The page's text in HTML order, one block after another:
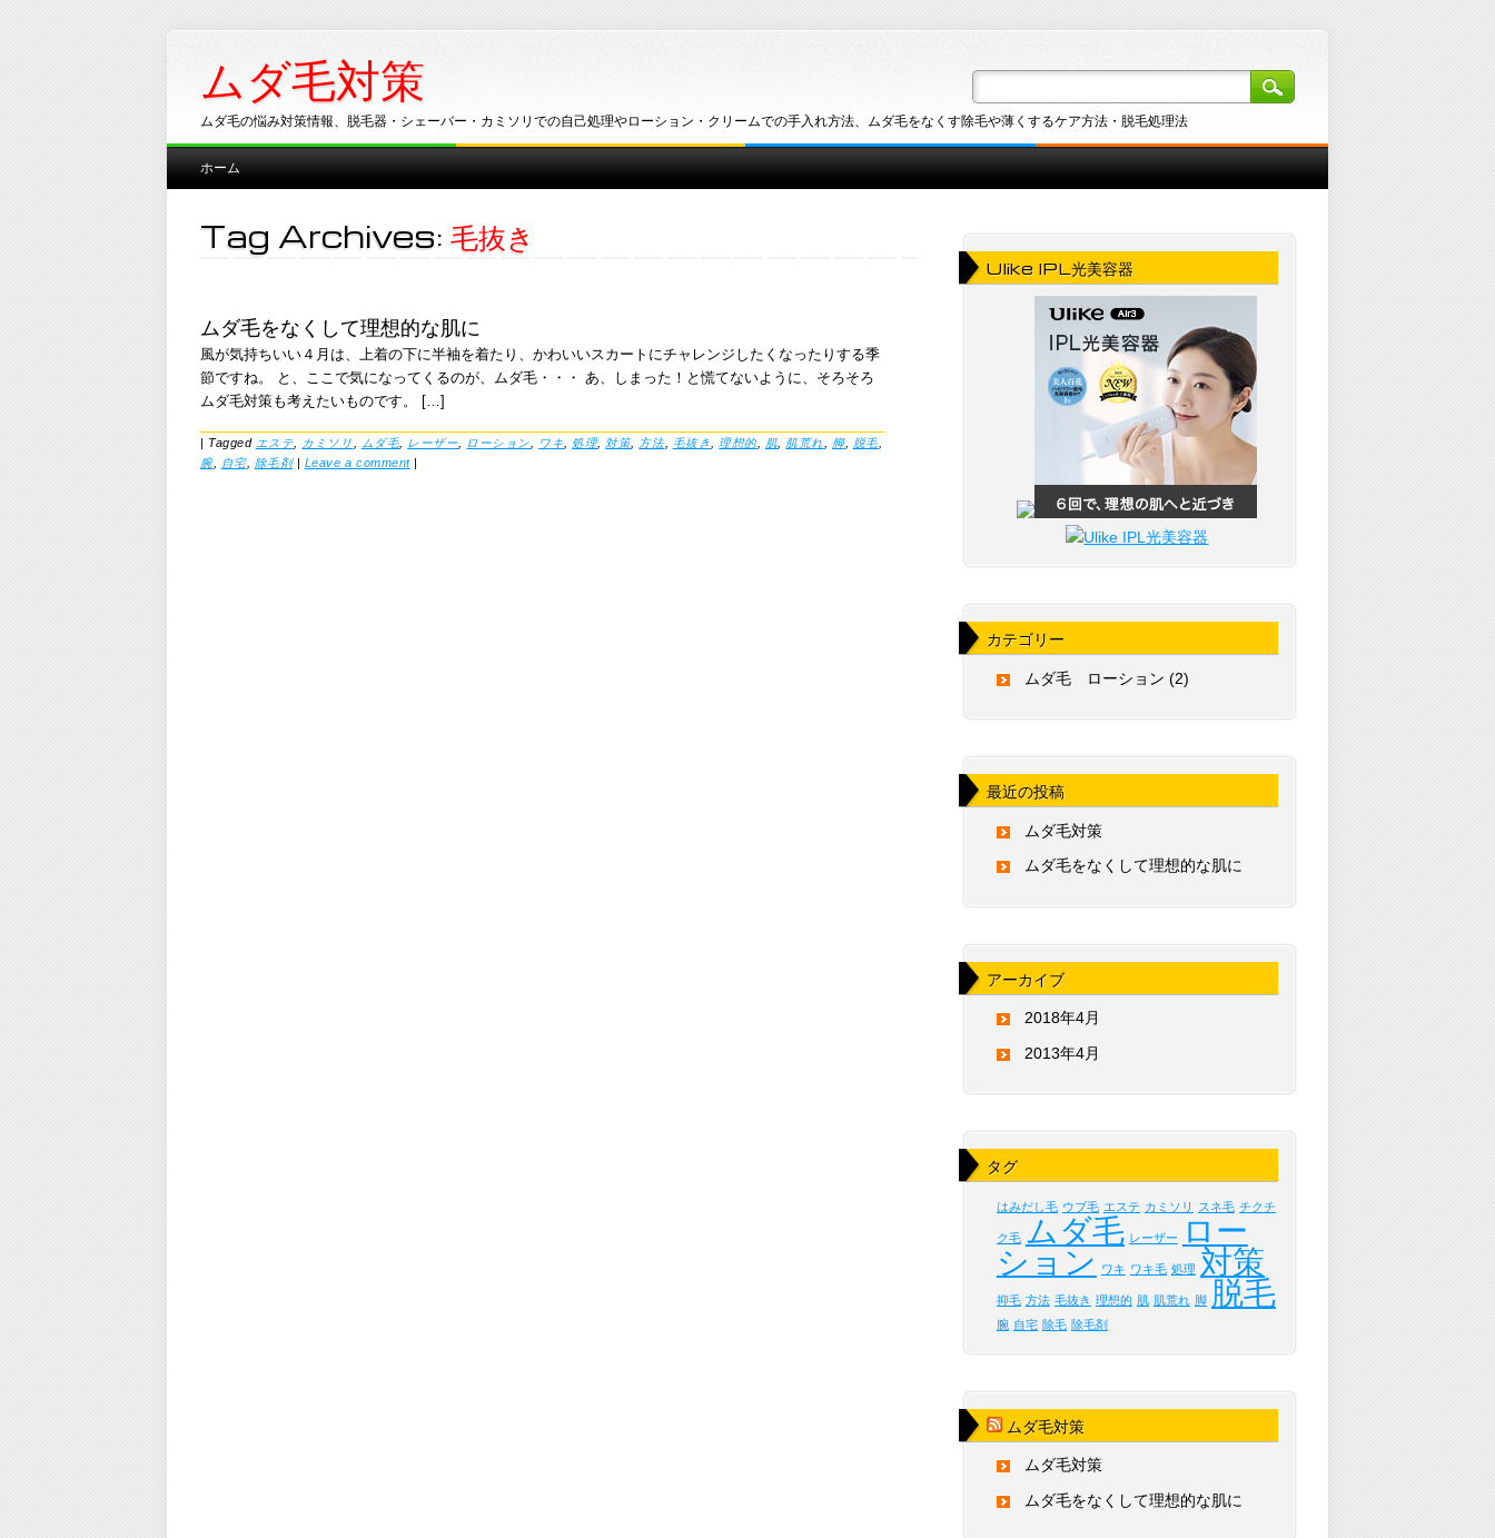
ムダ毛対策
ムダ毛の悩み対策情報、脱毛器・シェーバー・カミソリでの自己処理やローション・クリームでの手入れ方法、ムダ毛をなくす除毛や薄くするケア方法・脱毛処理法
Main menu
Skip
ホーム
Tag Archives: 毛抜き
ムダ毛をなくして理想的な肌に
風が気持ちいい４月は、上着の下に半袖を着たり、かわいいスカートにチャレンジしたくなったりする季
節ですね。 と、ここで気になってくるのが、ムダ毛・・・ あ、しまった！と慌てないように、そろそろ
ムダ毛対策も考えたいものです。 […]
| Tagged エステ カミソリ ムダ毛 レーザー ローション ワキ 処理, 対策, 方法 毛抜き 理想的 肌 肌荒れ 脚, 脱毛
腕, 自宅, 除毛剤 | Leave a comment |
Ulike IPL光美容器
Ulike IPL光美容器
カテゴリー
ムダ毛 ローション (2)
最近の投稿
ムダ毛対策
ムダ毛をなくして理想的な肌に
アーカイブ
2018年4月
2013年4月
タグ
はみだし毛 ウブ毛 エステ カミソリ スネ毛 チクチ
ク毛 ムダ毛 レーザー
ロー
ション
ワキ ワキ毛 処理 対策
抑毛 方法 毛抜き 理想的 肌 肌荒れ 脚 脱毛
腕 自宅 除毛 除毛剤
ムダ毛対策
ムダ毛対策
ムダ毛をなくして理想的な肌に